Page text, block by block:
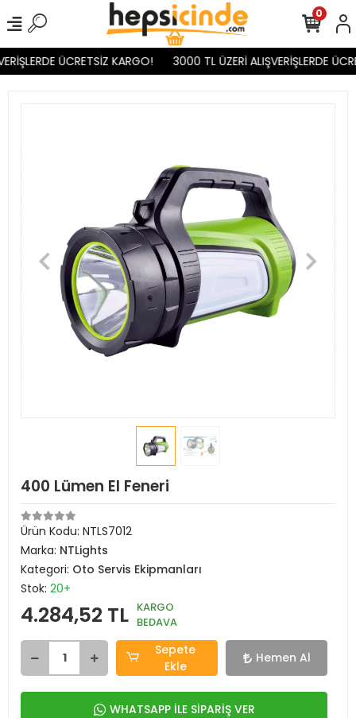
ÜCRETSİZ KARGO! 3000 TL ÜZERİ ALIŞVERİŞLERDE
0
400 Lümen El Feneri
Ürün Kodu: NTLS7012
Marka: NTLights
Kategori: Oto Servis Ekipmanları
Stok: 20+
4.284,52 TL KARGO
BEDAVA
Sepete
Ekle
Hemen Al
WHATSAPP İLE SİPARİŞ VER